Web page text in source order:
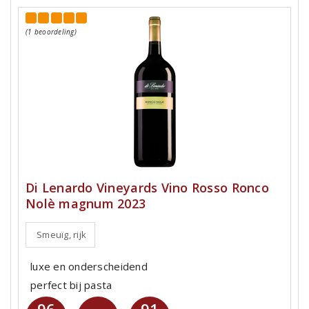
(1 beoordeling)
Di Lenardo Vineyards Vino Rosso Ronco
Nolè magnum 2023
Smeuïg, rijk
luxe en onderscheidend
perfect bij pasta